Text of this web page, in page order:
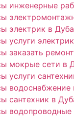
инженерные
электрик в
услуги
заказать
мокрые сети в
услуги
водоснабжение
сантехник в
водопроводные